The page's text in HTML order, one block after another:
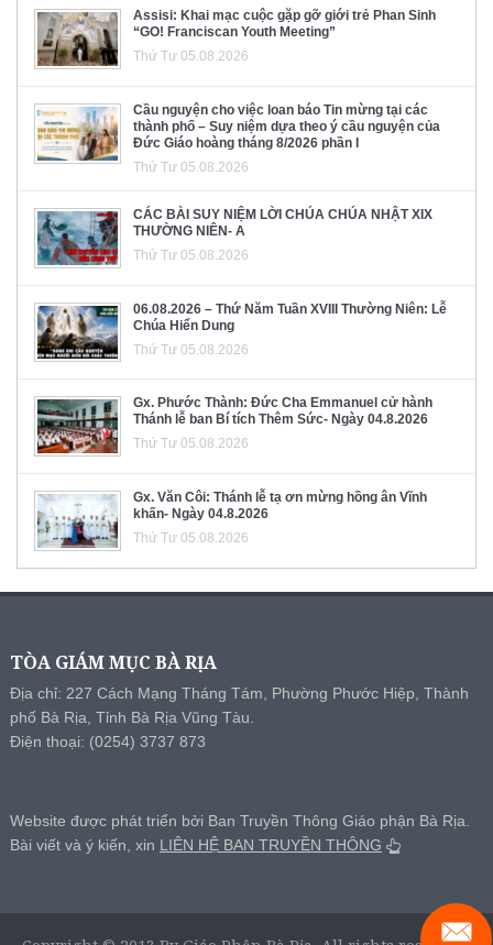
Assisi: Khai mạc cuộc gặp gỡ giới trẻ Phan Sinh
“GO! Franciscan Youth Meeting”
Thứ Tư 05.08.2026
Cầu nguyện cho việc loan báo Tin mừng tại các
thành phố – Suy niệm dựa theo ý cầu nguyện của
Đức Giáo hoàng tháng 8/2026 phần I
Thứ Tư 05.08.2026
CÁC BÀI SUY NIỆM LỜI CHÚA CHÚA NHẬT XIX
THƯỜNG NIÊN- A
Thứ Tư 05.08.2026
06.08.2026 – Thứ Năm Tuần XVIII Thường Niên: Lễ
Chúa Hiển Dung
Thứ Tư 05.08.2026
Gx. Phước Thành: Đức Cha Emmanuel cử hành
Thánh lễ ban Bí tích Thêm Sức- Ngày 04.8.2026
Thứ Tư 05.08.2026
Gx. Văn Côi: Thánh lễ tạ ơn mừng hồng ân Vĩnh
khấn- Ngày 04.8.2026
Thứ Tư 05.08.2026
TÒA GIÁM MỤC BÀ RỊA
Địa chỉ: 227 Cách Mạng Tháng Tám, Phường Phước Hiệp, Thành
phố Bà Rịa, Tỉnh Bà Rịa Vũng Tàu.
Điện thoại: (0254) 3737 873
Website được phát triển bởi Ban Truyền Thông Giáo phận Bà Rịa.
Bài viết và ý kiến, xin LIÊN HỆ BAN TRUYỀN THÔNG